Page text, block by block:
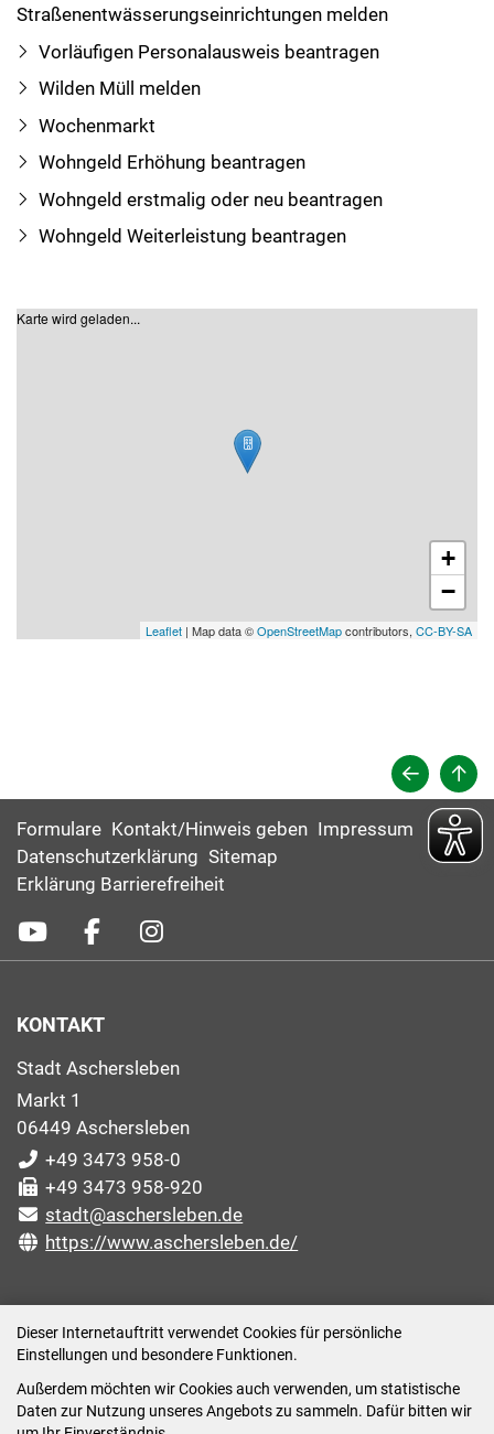
Dieser Internetauftritt verwendet Cookies für persönliche
Einstellungen und besondere Funktionen.
Außerdem möchten wir Cookies auch verwenden, um statistische
Daten zur Nutzung unseres Angebots zu sammeln. Dafür bitten wir
Straßenentwässerungseinrichtungen melden
Vorläufigen Personalausweis beantragen
Wilden Müll melden
Wochenmarkt
Wohngeld Erhöhung beantragen
Wohngeld erstmalig oder neu beantragen
Wohngeld Weiterleistung beantragen
Karte wird geladen...
+
−
Leaflet | Map data ©OpenStreetMapcontributors, CC-BY-SA
Formulare Kontakt/Hinweis geben Impressum
Datenschutzerklärung Sitemap
Erklärung Barrierefreiheit
KONTAKT
Stadt Aschersleben
Markt 1
06449 Aschersleben
+49 3473 958-0
+49 3473 958-920
stadt@aschersleben.de
https://www.aschersleben.de/
Montag: 09:00-12:00 /14:00-15:00 Uhr
Dienstag: 09:00-12:00 /14:00-16:00 Uhr
Mittwoch: 09:00 - 12:00 Uhr (nach vorheriger